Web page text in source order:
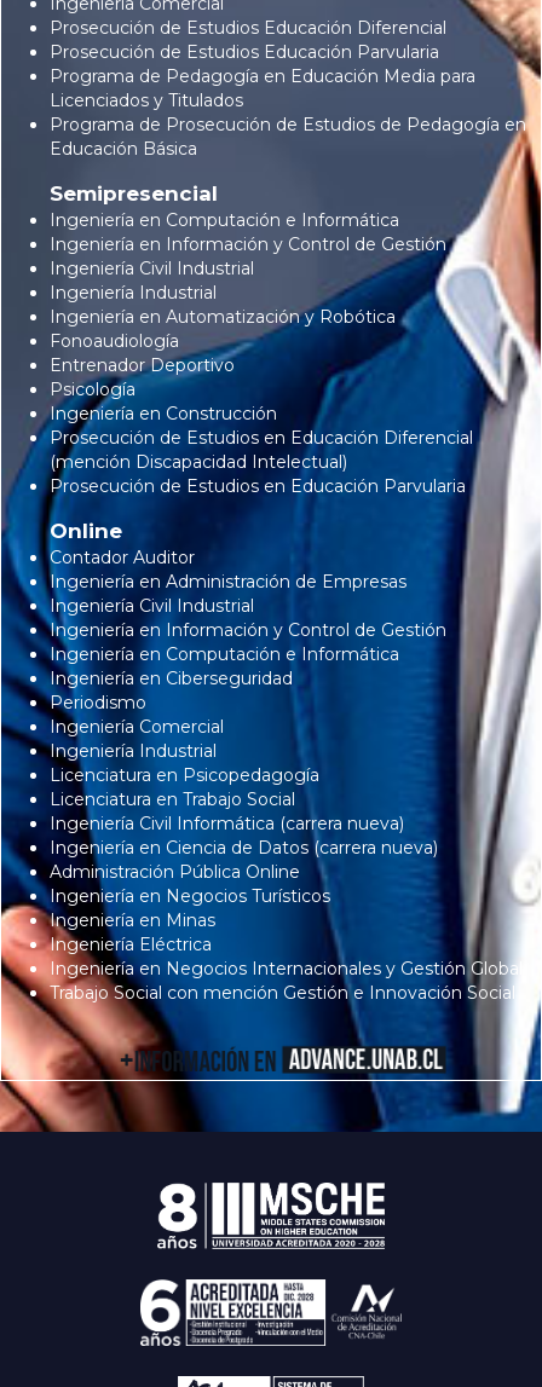
Prosecución de Estudios Educación Diferencial
Prosecución de Estudios Educación Parvularia
Programa de Pedagogía en Educación Media para
Licenciados y Titulados
Programa de Prosecución de Estudios de Pedagogía en
Educación Básica
Semipresencial
Ingeniería en Computación e Informática
Ingeniería en Información y Control de Gestión
Ingeniería Civil Industrial
Ingeniería Industrial
Ingeniería en Automatización y Robótica
Fonoaudiología
Entrenador Deportivo
Psicología
Ingeniería en Construcción
Prosecución de Estudios en Educación Diferencial
(mención Discapacidad Intelectual)
Prosecución de Estudios en Educación Parvularia
Online
Contador Auditor
Ingeniería en Administración de Empresas
Ingeniería Civil Industrial
Ingeniería en Información y Control de Gestión
Ingeniería en Computación e Informática
Ingeniería en Ciberseguridad
Periodismo
Ingeniería Comercial
Ingeniería Industrial
Licenciatura en Psicopedagogía
Licenciatura en Trabajo Social
Ingeniería Civil Informática (carrera nueva)
Ingeniería en Ciencia de Datos (carrera nueva)
Administración Pública Online
Ingeniería en Negocios Turísticos
Ingeniería en Minas
Ingeniería Eléctrica
Ingeniería en Negocios Internacionales y Gestión Global
Trabajo Social con mención Gestión e Innovación Social